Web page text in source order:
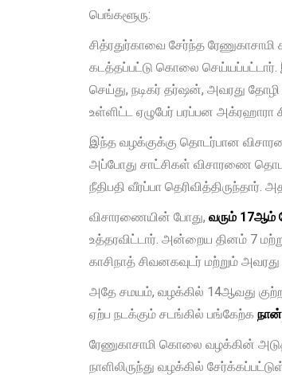
பெங்களூரு:
சித்ரதுர்காவை சேர்ந்த
கடத்தப்பட்டு கொலை செய்யப்பட்டார்.
செய்து, நடிகர் தர்ஷன், அவரது
உள்ளிட்ட ஏழுபேர் பரப்பன
இந்த வழக்குக்கு தொடர்பான
அப்போது சாட்சிகள் விசாரணை
நீதிபதி வீரப்பா
விசாரணையின் போது, வரும் 17ஆம்
உத்தரவிட்டார். அன்றைய தினம் 7
காசிநாத் சிவனகவுடர் மற்றும்
அதே சமயம், வழக்கில் 14ஆவது
ஏற்ப நடக்கும் சடங்கில் பங்கேற்க
ரேணுகாசாமி கொலை வழக்கின்
நாளிலிருந்து வழக்கில்